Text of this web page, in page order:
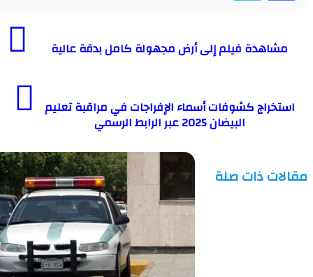
فيلم إلى أرض مجهولة كامل بدقة عالية
كشوفات أسماء الإفراجات في مراقبة تعليم
ذات صلة